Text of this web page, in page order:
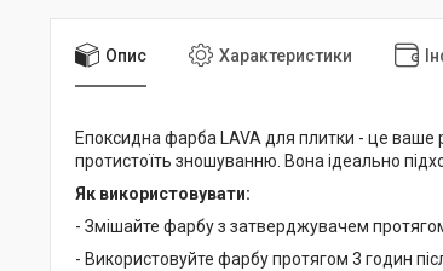
Опис Характеристики
Епоксидна фарба LAVA для плитки - це ваше
протистоїть зношуванню. Вона ідеально
Як використовувати:
- Змішайте фарбу з затверджувачем
- Використовуйте фарбу протягом 3 годин